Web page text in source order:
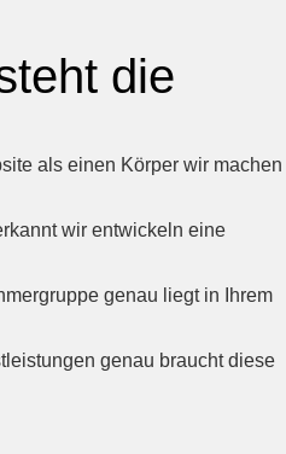
die
als einen Körper wir machen
wir entwickeln eine
genau liegt in Ihrem
genau braucht diese